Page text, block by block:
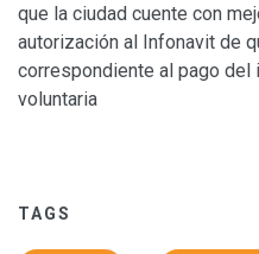
que la ciudad cuente con
autorización al Infonavit de
correspondiente al pago
voluntaria
TAGS